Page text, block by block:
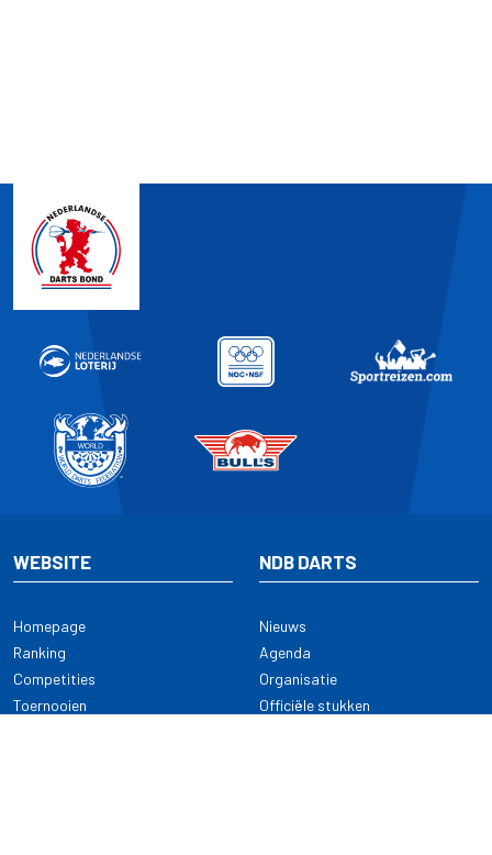
WEBSITE
Homepage
Ranking
Competities
Toernooien
NDB DARTS
Nieuws
Agenda
Organisatie
Officiële stukken